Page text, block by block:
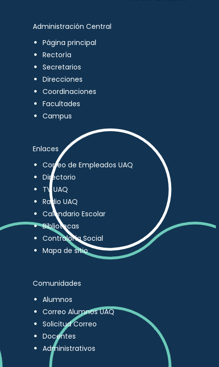
Administración Central
Página principal
Rectoría
Secretarios
Direcciones
Coordinaciones
Facultades
Campus
Enlaces
Correo de Empleados UAQ
Directorio
TV UAQ
Radio UAQ
Calendario Escolar
Bibliotecas
Contraloría Social
Mapa de sitio
Comunidades
Alumnos
Correo Alumnos UAQ
Solicitud Correo
Docentes
Administrativos